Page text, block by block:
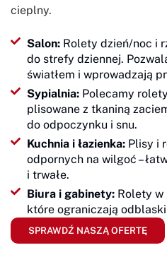
cieplny.
Salon:Rolety dzień/noc i
do strefy dziennej.
światłem i wprowadzają
Sypialnia:Polecamy
plisowane z tkaniną
do odpoczynku i snu.
Kuchnia i łazienka:Plisy i
odpornych na wilgoć –
i trwałe.
Biura i gabinety:Rolety w
które ograniczają
SPRAWDŹ NASZĄ OFERTĘ